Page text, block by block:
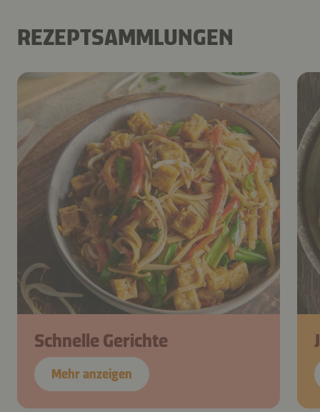
REZEPTSAMMLUNGEN
Schnelle Gerichte
Mehr anzeigen